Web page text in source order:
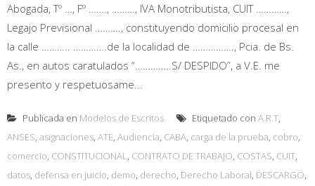
Abogada, Tº …, Fº ……., ………, IVA Monotributista, CUIT …………,
Legajo Previsional ………., constituyendo domicilio procesal en
la calle ……….. ………….de la localidad de ……………., Pcia. de Bs.
As., en autos caratulados “…………..S/ DESPIDO”, a V.E. me
presento y respetuosame...
Publicada en Modelos de Escritos Etiquetado con A.R.T,
ANSES, asignaciones, ATE, Audiencia, CABA, carga de la prueba, cobro,
comercio, CONSTITUCIONAL, CONTRATO DE TRABAJO, COSTAS, CUIT,
datos, defensa en juicio, demo, derecho, Derecho Laboral, DESCARGO,